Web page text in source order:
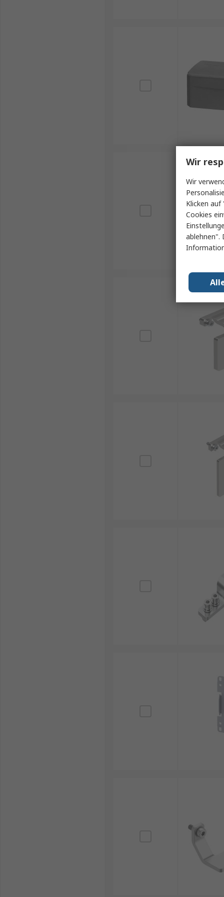
Wir
Wir
Klicken
Cookies
ablehnen".